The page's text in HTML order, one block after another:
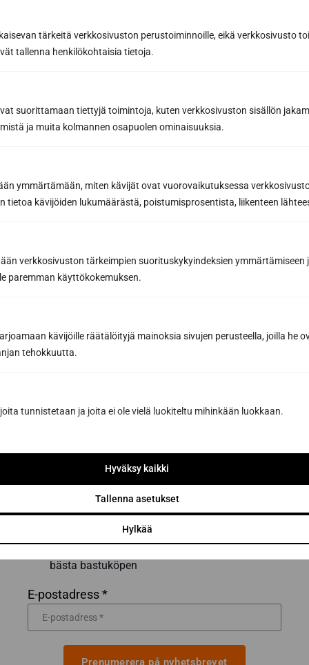
tärkeitä verkkosivuston perustoiminnoille, eikä verkkosivusto
tallenna henkilökohtaisia tietoja.
suorittamaan tiettyjä toimintoja, kuten verkkosivuston sisällön
ja muita kolmannen osapuolen ominaisuuksia.
ymmärtämään, miten kävijät ovat vuorovaikutuksessa
tietoa kävijöiden lukumäärästä, poistumisprosentista, liikenteen
verkkosivuston tärkeimpien suorituskykyindeksien ymmärtämiseen
paremman käyttökokemuksen.
kävijöille räätälöityjä mainoksia sivujen perusteella, joilla he
tehokkuutta.
tunnistetaan ja joita ei ole vielä luokiteltu mihinkään luokkaan.
Hylkää
Tallenna asetukset
Hyväksy kaikki
Prenumerera på
Få de bästa tipsen och knepen för en lyckad
basturenovering från ett proffs på
bastubyggnation
Inspirerande bastunyheter och förmåner från
bästa bastuköpen
E-postadress *
Prenumerera på nyhetsbrevet